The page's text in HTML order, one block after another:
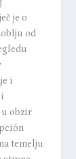
je o
od
i
obzir
temelju